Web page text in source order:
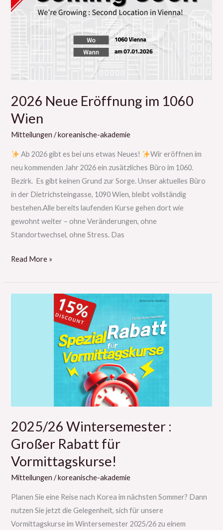
2026 Neue Eröffnung im 1060
Wien
Mitteilungen / koreanische-akademie
Ab 2026 gibt es bei uns etwas Neues!
Wir eröffnen im
neu kommenden Jahr 2026 ein zusätzliches Büro im 1060.
Bezirk. Es gibt keinen Grund zur Sorge. Unser aktuelles Büro
in der Dietrichsteingasse, 1090 Wien, bleibt vollständig
bestehen.Alle bereits laufenden Kurse gehen dort wie
gewohnt weiter – ohne Veränderungen, ohne
Standortwechsel, ohne Stress. Das
im
1060
Read More »
2025/26 Wintersemester :
Großer Rabatt für
Vormittagskurse!
Mitteilungen /koreanische-akademie
Planen Sie eine Reise nach Korea im nächsten Sommer? Dann
nutzen Sie jetzt die Gelegenheit, sich für unsere
Vormittagskurse im Wintersemester 2025/26 zu einem
Wintersemester